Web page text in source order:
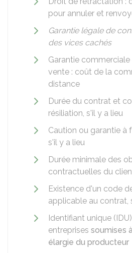
pour annuler et
Garantie légale de
des vices cachés
Garantie
vente : coût de la
distance
Durée du contrat et
résiliation, s'il y a lieu
Caution ou garantie à
s'il y a lieu
Durée minimale des
contractuelles du
Existence d'un code
applicable au contrat,
Identifiant unique
entreprises soumises
élargie du producteur